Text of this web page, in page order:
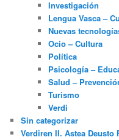
Investigación
Lengua Vasca –
Nuevas
Ocio – Cultura
Política
Psicología –
Salud –
Turismo
Verdi
Sin categorizar
Verdiren II. Astea Deusto